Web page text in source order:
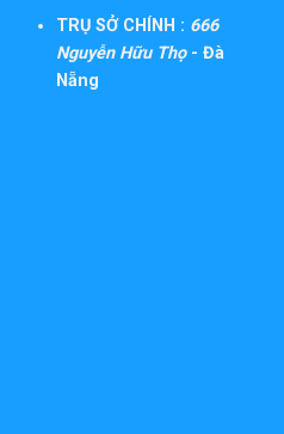
TRỤ SỞ CHÍNH : 666
Nguyễn Hữu Thọ- Đà
Nẵng